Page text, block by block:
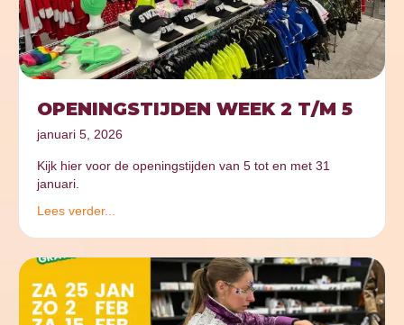
OPENINGSTIJDEN WEEK 2 T/M 5
januari 5, 2026
Kijk hier voor de openingstijden van 5 tot en met 31
januari.
Lees verder...